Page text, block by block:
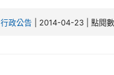
行政公告 | 2014-04-23 | 點閱